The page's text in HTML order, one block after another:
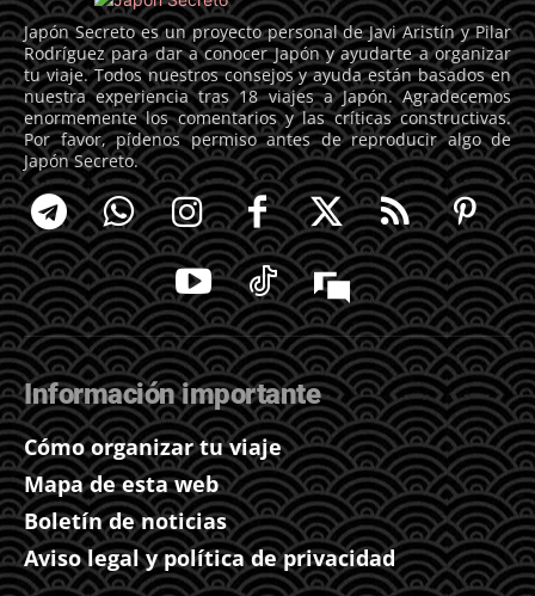
Japón Secreto es un proyecto personal de Javi Aristín y Pilar
Rodríguez para dar a conocer Japón y ayudarte a organizar
tu viaje. Todos nuestros consejos y ayuda están basados en
nuestra experiencia tras 18 viajes a Japón. Agradecemos
enormemente los comentarios y las críticas constructivas.
Por favor, pídenos permiso antes de reproducir algo de
Japón Secreto.
Información importante
Cómo organizar tu viaje
Mapa de esta web
Boletín de noticias
Aviso legal y política de privacidad